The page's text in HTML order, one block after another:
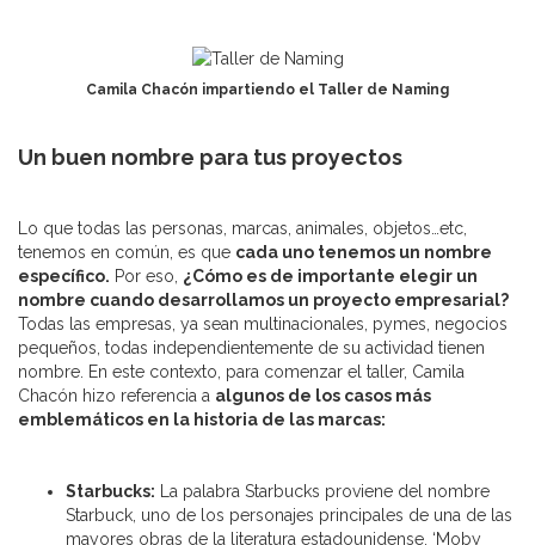
Camila Chacón impartiendo el Taller de Naming
Un buen nombre para tus proyectos
Lo que todas las personas, marcas, animales, objetos…etc,
tenemos en común, es que cada uno tenemos un nombre
específico. Por eso, ¿Cómo es de importante elegir un
nombre cuando desarrollamos un proyecto empresarial?
Todas las empresas, ya sean multinacionales, pymes, negocios
pequeños, todas independientemente de su actividad tienen
nombre. En este contexto, para comenzar el taller, Camila
Chacón hizo referencia a algunos de los casos más
emblemáticos en la historia de las marcas:
Starbucks: La palabra Starbucks proviene del nombre
Starbuck, uno de los personajes principales de una de las
mayores obras de la literatura estadounidense, ‘Moby